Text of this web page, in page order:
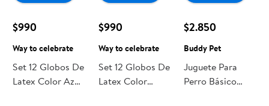
$990
Way to celebrate
Set 12 Globos De
Latex Color Azul,
$990
Way to celebrate
Set 12 Globos De
Latex Color
$2.850
Buddy Pet
Juguete Para
Perro Básico